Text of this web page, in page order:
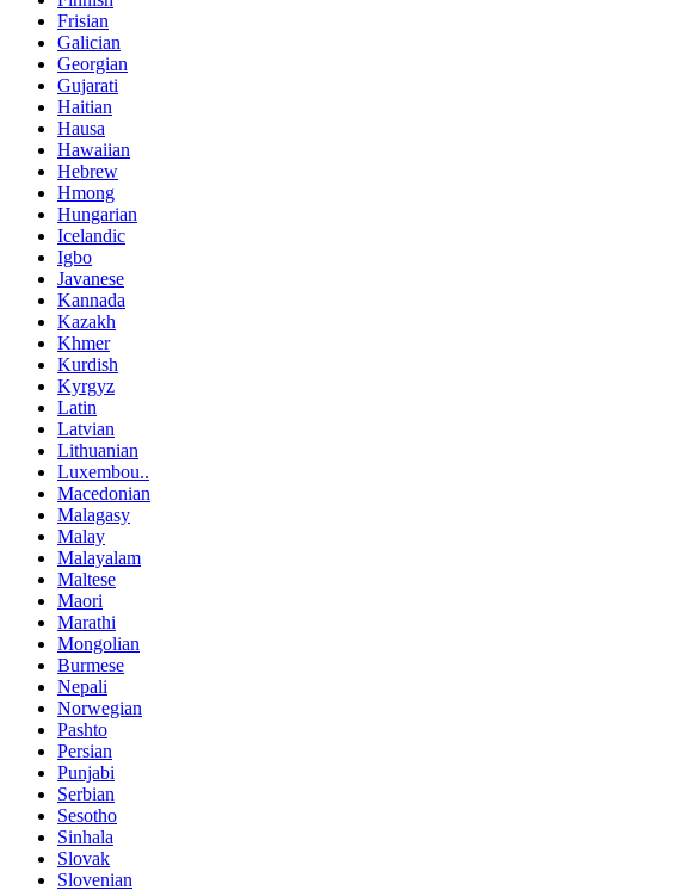
Frisian
Galician
Georgian
Gujarati
Haitian
Hausa
Hawaiian
Hebrew
Hmong
Hungarian
Icelandic
Igbo
Javanese
Kannada
Kazakh
Khmer
Kurdish
Kyrgyz
Latin
Latvian
Lithuanian
Luxembou..
Macedonian
Malagasy
Malay
Malayalam
Maltese
Maori
Marathi
Mongolian
Burmese
Nepali
Norwegian
Pashto
Persian
Punjabi
Serbian
Sesotho
Sinhala
Slovak
Slovenian